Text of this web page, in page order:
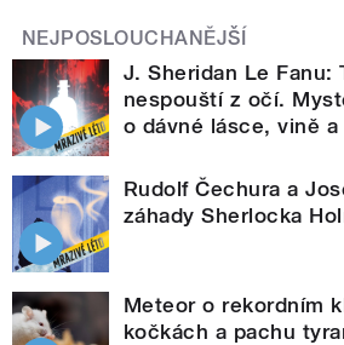
NEJPOSLOUCHANĚJŠÍ
J. Sheridan Le Fanu:
nespouští z očí.
o dávné lásce, vině
Rudolf Čechura a
záhady Sherlocka
Meteor o rekordním
kočkách a pachu